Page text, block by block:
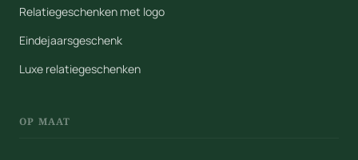
Relatiegeschenken met logo
Eindejaarsgeschenk
Luxe relatiegeschenken
OP MAAT